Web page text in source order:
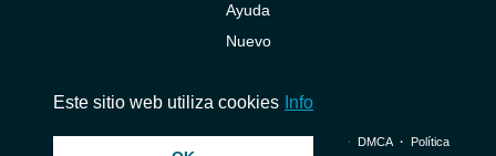
Ayuda
Nuevo
© 2026 InstantAudio. Reservados todos los derechos. ・ DMCA・ Política
Este sitio web utiliza cookies Info